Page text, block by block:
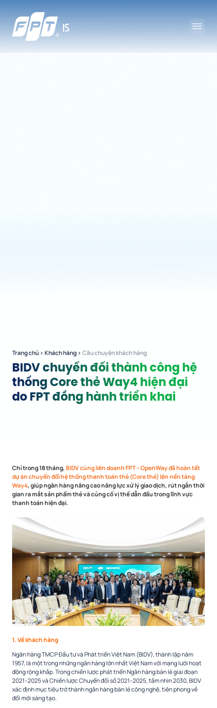
Trang chủ › Khách hàng › Câu chuyện khách hàng
BIDV chuyển đổi thành công hệ
thống Core thẻ Way4 hiện đại
do FPT đồng hành triển khai
Chỉ trong 18 tháng,BIDV cùng liên doanh FPT – OpenWay đã hoàn tất
dự án chuyển đổi hệ thống thanh toán thẻ (Core thẻ) lên nền tảng
Way4, giúp ngân hàng nâng cao năng lực xử lý giao dịch, rút ngắn thời
gian ra mắt sản phẩm thẻ và củng cố vị thế dẫn đầu trong lĩnh vực
thanh toán hiện đại.
1. Về khách hàng
Ngân hàng TMCP Đầu tư và Phát triển Việt Nam (BIDV), thành lập năm
1957, là một trong những ngân hàng lớn nhất Việt Nam với mạng lưới hoạt
động rộng khắp. Trong chiến lược phát triển Ngân hàng bán lẻ giai đoạn
2021–2025 và Chiến lược Chuyển đổi số 2021–2025, tầm nhìn 2030, BIDV
xác định mục tiêu trở thành ngân hàng bán lẻ công nghệ, tiên phong về
đổi mới sáng tạo.